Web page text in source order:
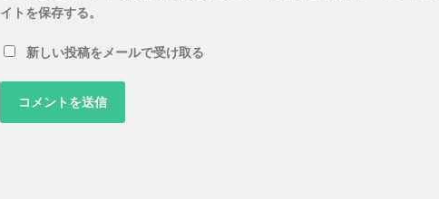
イトを保存する。
新しい投稿をメールで受け取る